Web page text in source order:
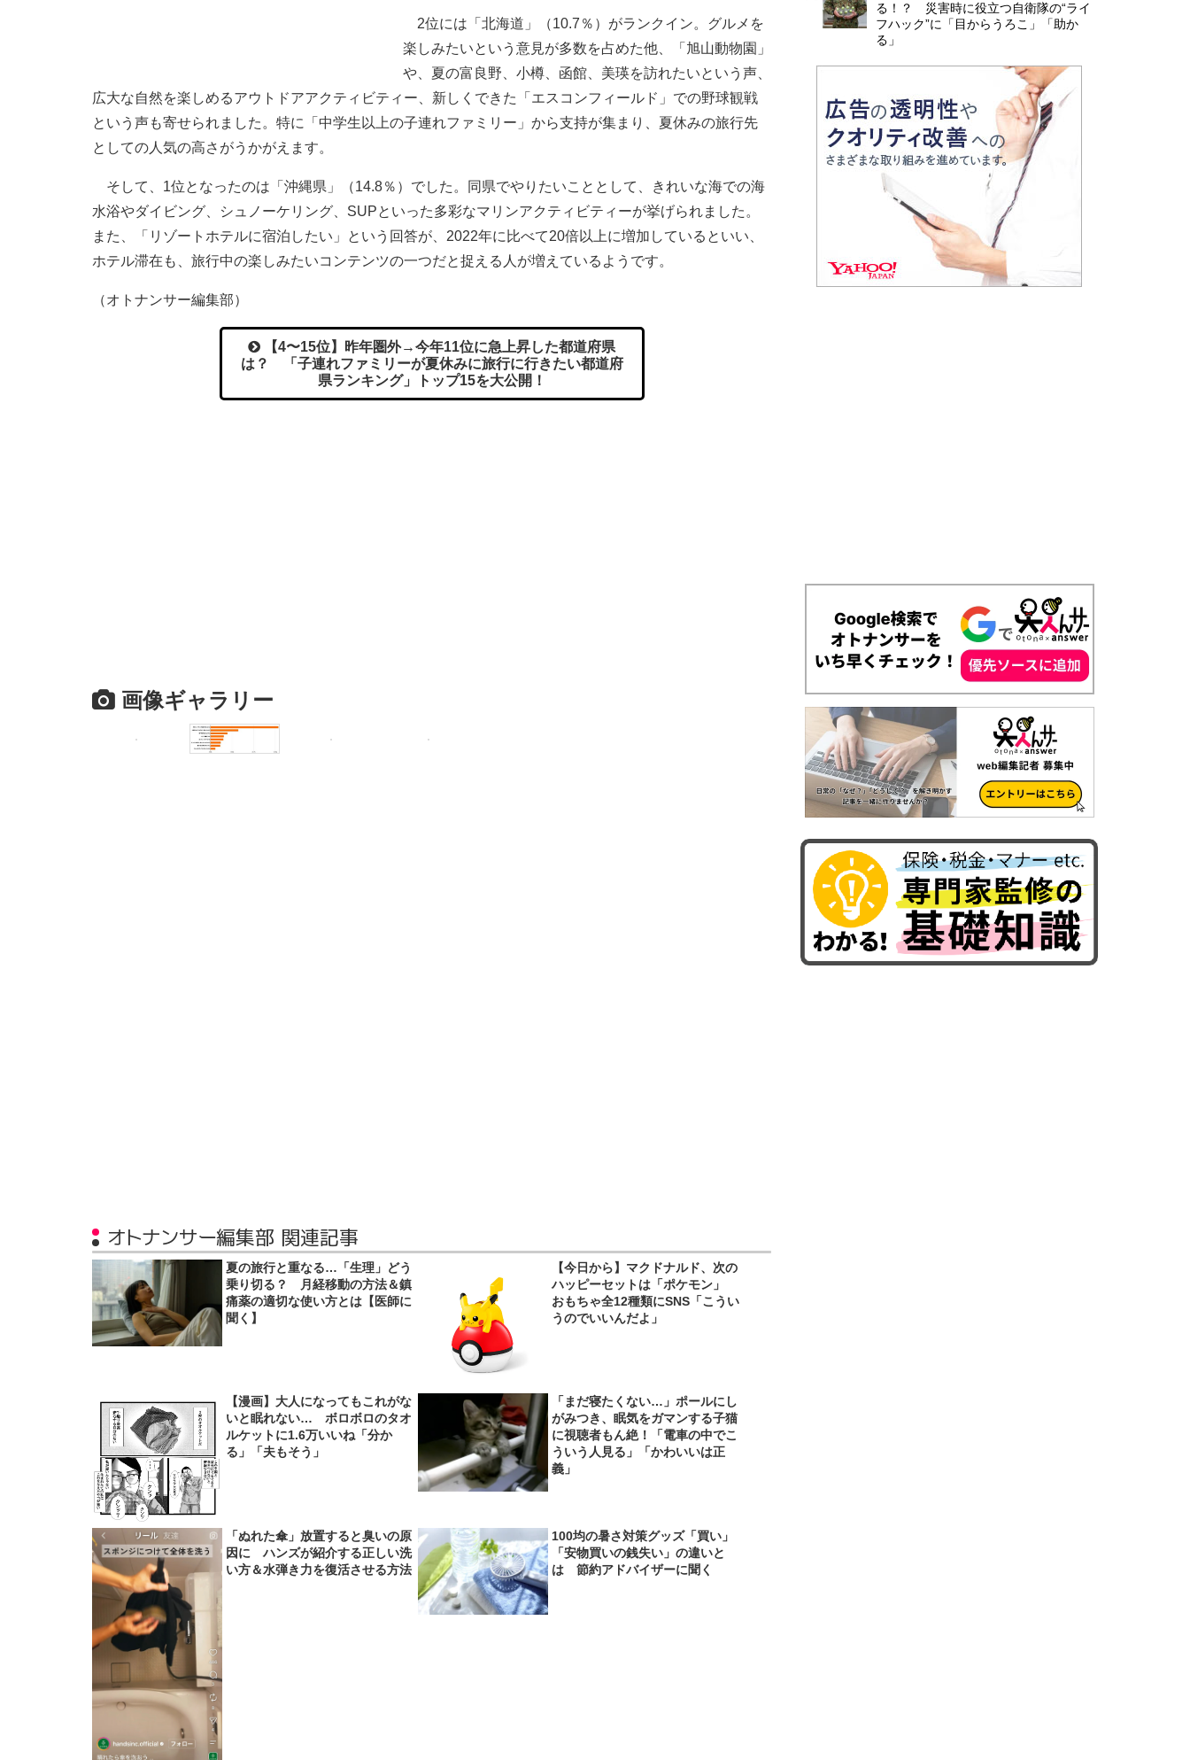
2位には「北海道」（10.7％）がランクイン。グルメを
楽しみたいという意見が多数を占めた他、「旭山動物園」
や、夏の富良野、小樽、函館、美瑛を訪れたいという声、
広大な自然を楽しめるアウトドアアクティビティー、新しくできた「エスコンフィールド」での野球観戦
という声も寄せられました。特に「中学生以上の子連れファミリー」から支持が集まり、夏休みの旅行先
としての人気の高さがうかがえます。
そして、1位となったのは「沖縄県」（14.8％）でした。同県でやりたいこととして、きれいな海での海
水浴やダイビング、シュノーケリング、SUPといった多彩なマリンアクティビティーが挙げられました。
また、「リゾートホテルに宿泊したい」という回答が、2022年に比べて20倍以上に増加しているといい、
ホテル滞在も、旅行中の楽しみたいコンテンツの一つだと捉える人が増えているようです。
（オトナンサー編集部）
【4〜15位】昨年圏外→今年11位に急上昇した都道府県
は？ 「子連れファミリーが夏休みに旅行に行きたい都道府
県ランキング」トップ15を大公開！
画像ギャラリー
オトナンサー編集部 関連記事
夏の旅行と重なる…「生理」どう
乗り切る？ 月経移動の方法＆鎮
痛薬の適切な使い方とは【医師に
聞く】
【今日から】マクドナルド、次の
ハッピーセットは「ポケモン」
おもちゃ全12種類にSNS「こうい
うのでいいんだよ」
【漫画】大人になってもこれがな
いと眠れない… ボロボロのタオ
ルケットに1.6万いいね「分か
る」「夫もそう」
「まだ寝たくない…」ポールにし
がみつき、眠気をガマンする子猫
に視聴者もん絶！「電車の中でこ
ういう人見る」「かわいいは正
義」
「ぬれた傘」放置すると臭いの原
因に ハンズが紹介する正しい洗
い方＆水弾き力を復活させる方法
100均の暑さ対策グッズ「買い」
「安物買いの銭失い」の違いと
は 節約アドバイザーに聞く
る！？ 災害時に役立つ自衛隊の“ライ
フハック”に「目からうろこ」「助か
る」